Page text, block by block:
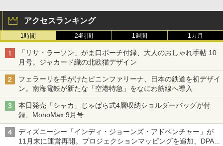
アクセスランキング
1時間 24時間 1週間 1カ月
「リサ・ラーソン」がま口ポーチ付録、大人のおしゃれ手帖 10
月号。ジャカード織の北欧猫デザイン
フェラーリを手がけたピニンファリーナ、日本の鉄道を初デザイ
ン。南海電鉄が新たな「空港特急」をなにわ筋線へ導入
本日発売「シャカ」じゃばら式4層収納ショルダーバッグが付
録、MonoMax 9月号
ディズニーシー「インディ・ジョーンズ・アドベンチャー」が
11月末に運営再開。プロジェクションマッピングを追加、DPA